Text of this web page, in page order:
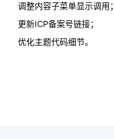
调整内容子菜单显示调用；
更新ICP备案号链接；
优化主题代码细节。